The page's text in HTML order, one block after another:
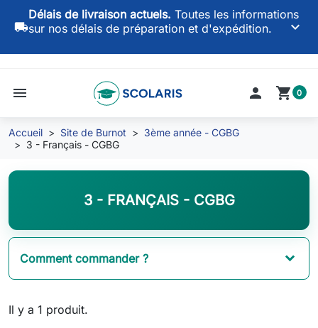
local_shipping
Délais de livraison actuels. Toutes les informations
sur nos délais de préparation et d'expédition.
keyboard_arrow_down
menu  shopping_cart 0
Accueil Site de Burnot
3ème année - CGBG
3 - Français - CGBG
3 - FRANÇAIS - CGBG
Comment commander ?
Il y a 1 produit.